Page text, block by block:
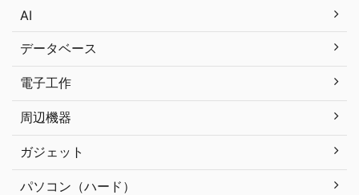
AI
データベース
電子工作
周辺機器
ガジェット
パソコン（ハード）